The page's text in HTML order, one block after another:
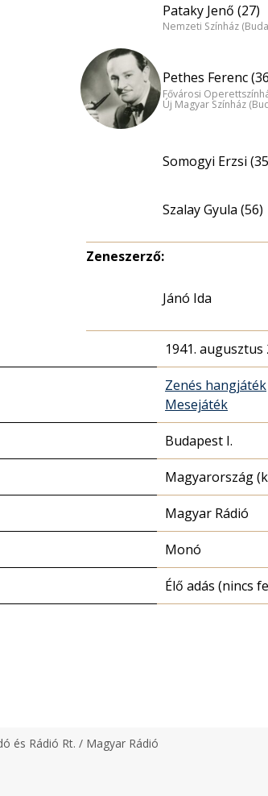
Pataky Jenő (27)
Nemzeti Színház
Pethes Ferenc
Fővárosi
Új Magyar Színház
Somogyi Erzsi
Szalay Gyula (56)
Zeneszerző:
Jánó Ida
1941. augusztus
Zenés hangjáték
Mesejáték
Budapest I.
Magyarország
Magyar Rádió
Monó
Élő adás (nincs
és Rádió Rt. / Magyar Rádió